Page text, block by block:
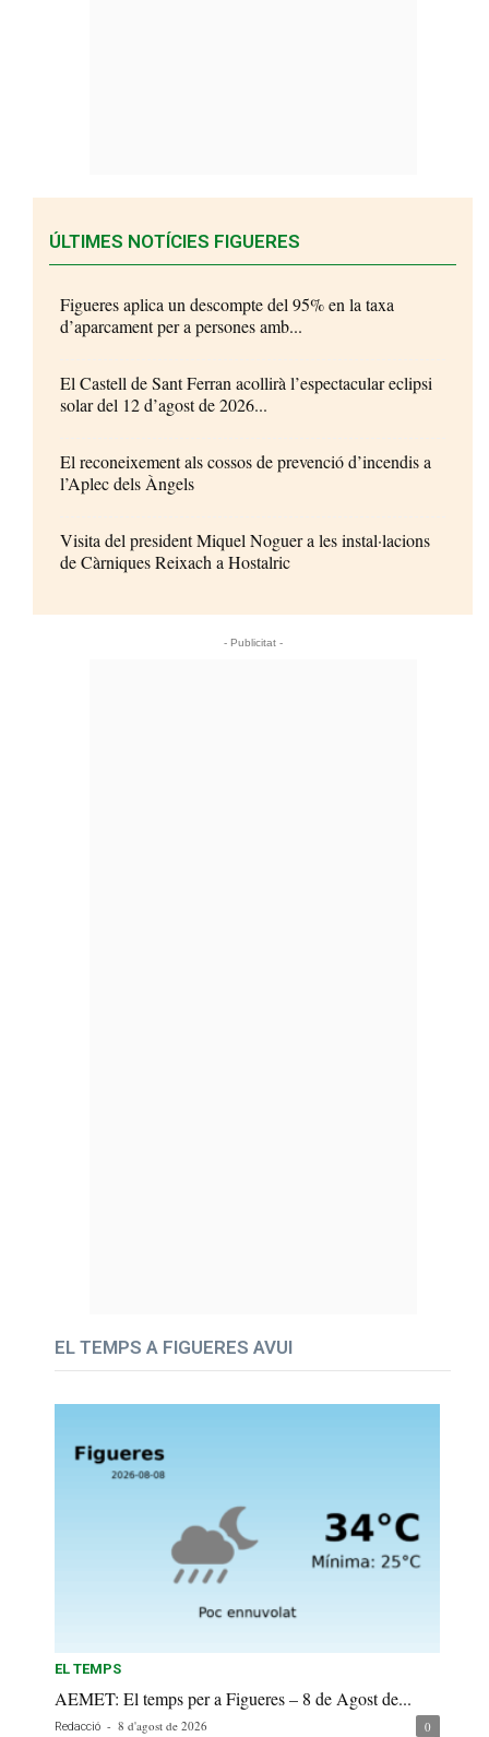
ÚLTIMES NOTÍCIES FIGUERES
Figueres aplica un descompte del 95% en la taxa
d’aparcament per a persones amb...
El Castell de Sant Ferran acollirà l’espectacular eclipsi
solar del 12 d’agost de 2026...
El reconeixement als cossos de prevenció d’incendis a
l’Aplec dels Àngels
Visita del president Miquel Noguer a les instal·lacions
de Càrniques Reixach a Hostalric
- Publicitat -
EL TEMPS A FIGUERES AVUI
EL TEMPS
AEMET: El temps per a Figueres – 8 de Agost de...
Redacció - 8 d'agost de 2026 0